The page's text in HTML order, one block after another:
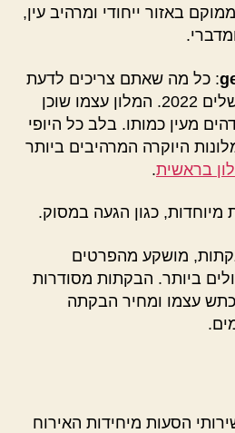
באזור ייחודי ומרהיב עין,
: כל מה שאתם צריכים לדעת
בנושא מלונות ליום ירושלים 2022. המלון עצמו שוכן
מעין כמותו. בלב כל היופי
היוקרה המרהיבים ביותר
בראשית.
כגון הגעה במסוק.
מושקע מהפרטים
ביותר. הבקתות מסודרות
עצמו ומחיר הבקתה
הסעות מיחידות האירוח